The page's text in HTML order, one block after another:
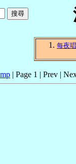
每夜
| Page 1 | Prev |